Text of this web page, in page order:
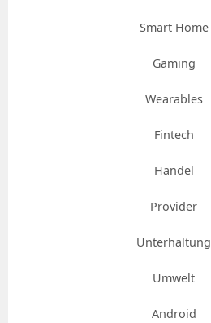
Smart Home
Gaming
Wearables
Fintech
Handel
Provider
Unterhaltung
Umwelt
Android